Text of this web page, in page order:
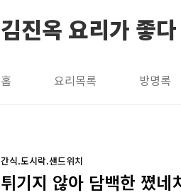
김진옥 요리가 좋다
홈 요리목록 방명록
간식.도시락.샌드위치
튀기지 않아 담백한 쪘